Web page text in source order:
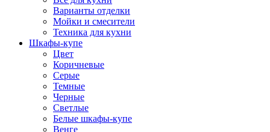
Варианты отделки
Мойки и смесители
Техника для кухни
Шкафы-купе
Цвет
Коричневые
Серые
Темные
Черные
Светлые
Белые шкафы-купе
Венге